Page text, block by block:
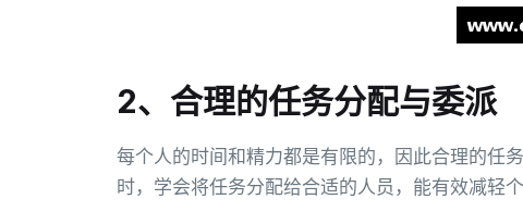
2、合理的任务分配与委派
每个人的时间和精力都是有限的，因此合理的任
时，学会将任务分配给合适的人员，能有效减轻